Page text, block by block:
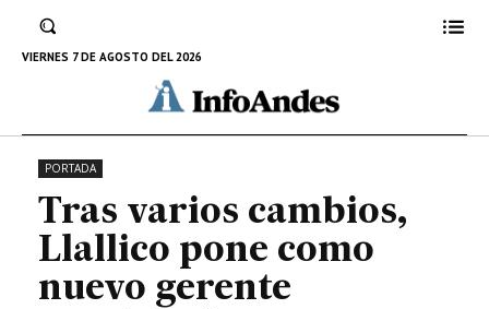
VIERNES 7 DE AGOSTO DEL 2026
como nuevo gerente municipal a
exmilitante del mate
27 DE MARZO DE 2023
PORTADA
Tras varios cambios,
Llallico pone como
nuevo gerente